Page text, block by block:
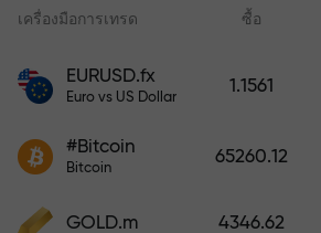
ปกป้อง!
ผิด ยิ่งฝากมาก ตัวคูณยิ่งสูง
เครื่องมือการเทรด ซื้อ
EURUSD.fx
Euro vs US Dollar
1.1561
#Bitcoin
Bitcoin
65260.12
GOLD.m 4346.62